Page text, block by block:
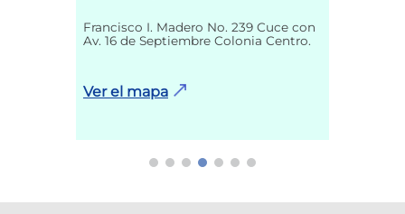
Francisco I. Madero No. 239 Cuce con
Av. 16 de Septiembre Colonia Centro.
Ver el mapa